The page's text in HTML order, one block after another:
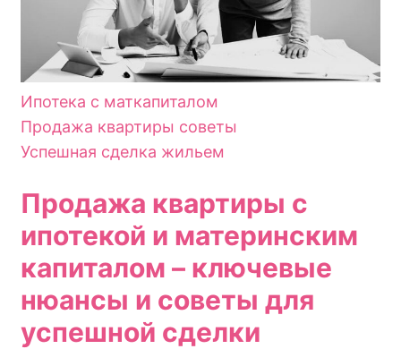
Ипотека с маткапиталом
Продажа квартиры советы
Успешная сделка жильем
Продажа квартиры с
ипотекой и материнским
капиталом – ключевые
нюансы и советы для
успешной сделки